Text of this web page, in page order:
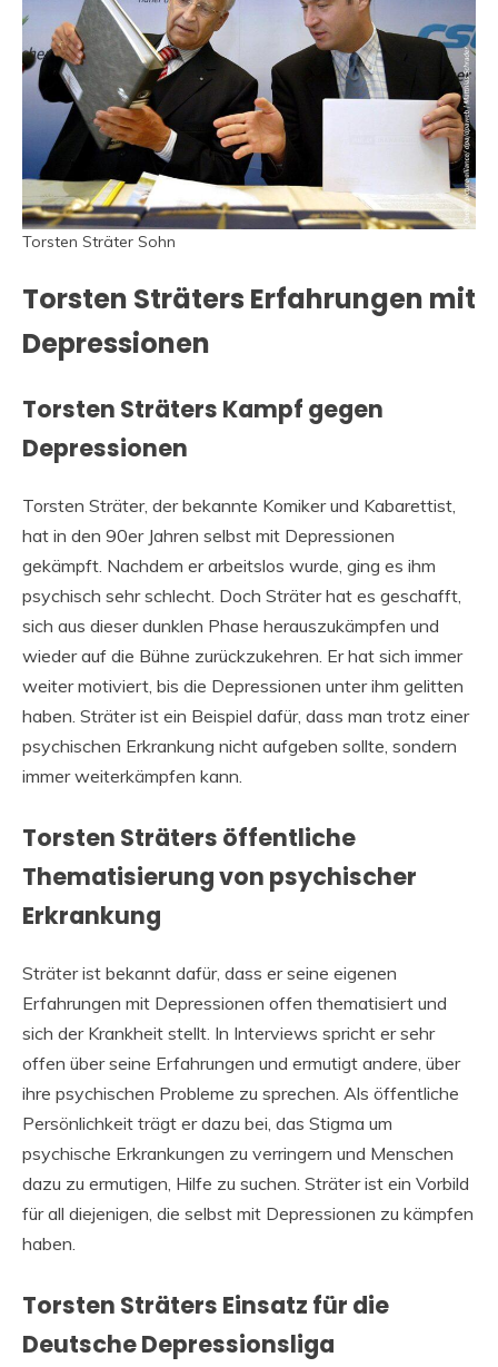
Torsten Sträter Sohn
Torsten Sträters Erfahrungen mit
Depressionen
Torsten Sträters Kampf gegen
Depressionen
Torsten Sträter, der bekannte Komiker und Kabarettist,
hat in den 90er Jahren selbst mit Depressionen
gekämpft. Nachdem er arbeitslos wurde, ging es ihm
psychisch sehr schlecht. Doch Sträter hat es geschafft,
sich aus dieser dunklen Phase herauszukämpfen und
wieder auf die Bühne zurückzukehren. Er hat sich immer
weiter motiviert, bis die Depressionen unter ihm gelitten
haben. Sträter ist ein Beispiel dafür, dass man trotz einer
psychischen Erkrankung nicht aufgeben sollte, sondern
immer weiterkämpfen kann.
Torsten Sträters öffentliche
Thematisierung von psychischer
Erkrankung
Sträter ist bekannt dafür, dass er seine eigenen
Erfahrungen mit Depressionen offen thematisiert und
sich der Krankheit stellt. In Interviews spricht er sehr
offen über seine Erfahrungen und ermutigt andere, über
ihre psychischen Probleme zu sprechen. Als öffentliche
Persönlichkeit trägt er dazu bei, das Stigma um
psychische Erkrankungen zu verringern und Menschen
dazu zu ermutigen, Hilfe zu suchen. Sträter ist ein Vorbild
für all diejenigen, die selbst mit Depressionen zu kämpfen
haben.
Torsten Sträters Einsatz für die
Deutsche Depressionsliga